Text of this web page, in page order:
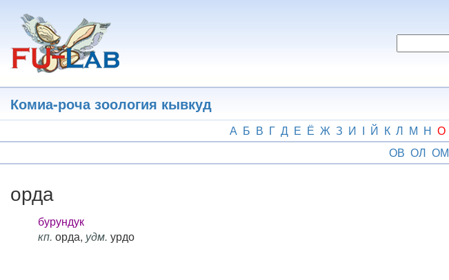
основному
содержанию
Комиа-роча зоология кывкуд
А Б В Г Д Е Ё Ж З И І Й К Л М Н О
ОВ ОЛ ОМ
орда
бурундук
кп. орда, удм. урдо